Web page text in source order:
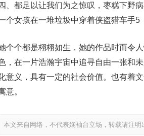
四、都足以让我们为之惊叹，枣糕下野
个女孩在一堆垃圾中穿着侠盗猎车手5
个个都是栩栩如生，她的作品时而令
，在一片浩瀚宇宙中追寻自由一张和
意义，具有一定的社会价值。也有着
意。
本文来自网络，不代表娴袖台立场，转载请注